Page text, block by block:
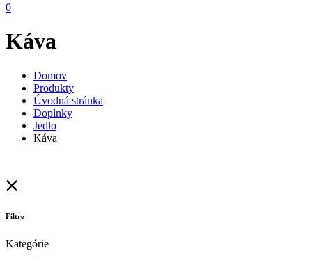
0
Káva
Domov
Produkty
Úvodná stránka
Doplnky
Jedlo
Káva
Filtre
Kategórie